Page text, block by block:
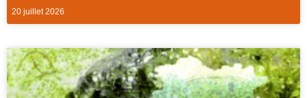
20 juillet 2026